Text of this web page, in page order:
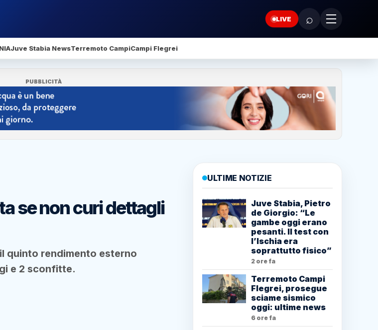
LIVE ⌕
Juve Stabia NewsTerremoto CampiCampi Flegrei
PUBBLICITÀ
se non curi dettagli
quinto rendimento esterno
e 2 sconfitte.
ULTIME NOTIZIE
Juve Stabia, Pietro
de Giorgio: “Le
gambe oggi erano
pesanti. Il test con
l’Ischia era
soprattutto fisico”
2 ore fa
Terremoto Campi
Flegrei, prosegue
sciame sismico
oggi: ultime news
6 ore fa